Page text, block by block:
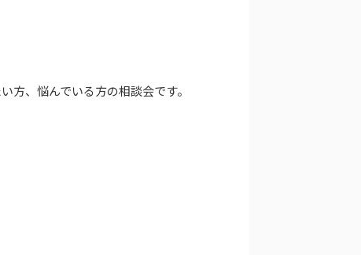
方、悩んでいる方の相談会です。